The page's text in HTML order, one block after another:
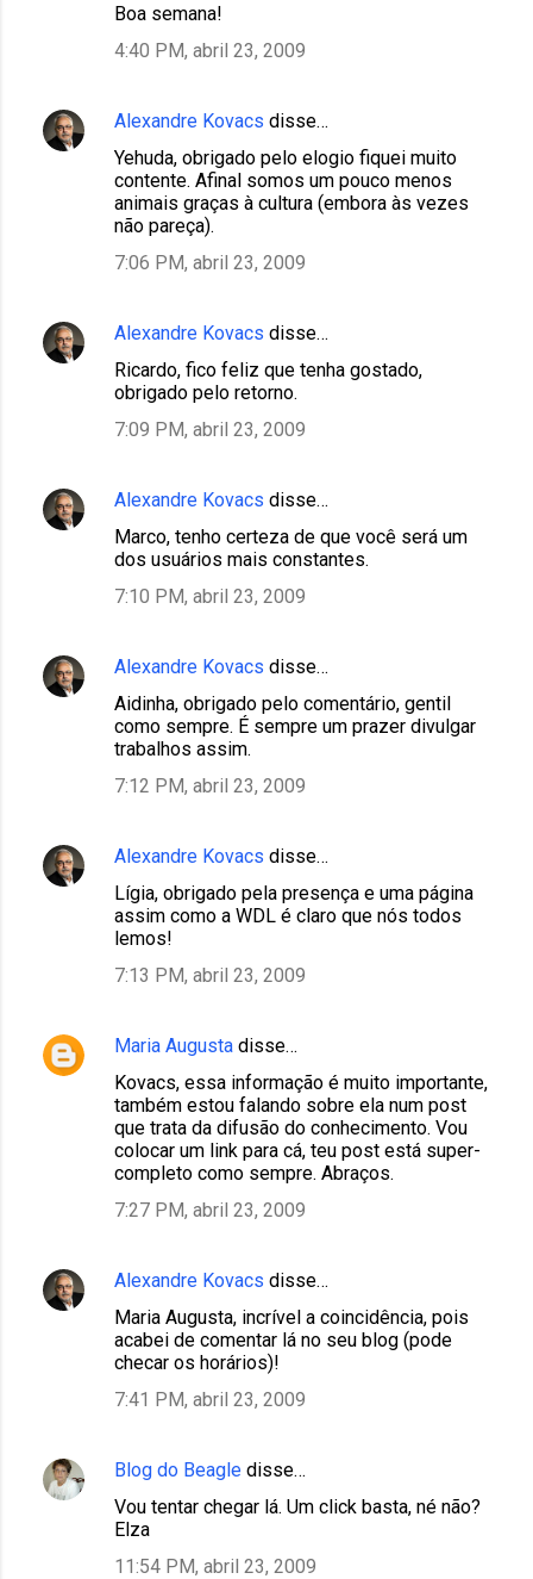
Boa semana!
4:40 PM, abril 23, 2009
Alexandre Kovacs disse…
Yehuda, obrigado pelo elogio fiquei muito
contente. Afinal somos um pouco menos
animais graças à cultura (embora às vezes
não pareça).
7:06 PM, abril 23, 2009
Alexandre Kovacs disse…
Ricardo, fico feliz que tenha gostado,
obrigado pelo retorno.
7:09 PM, abril 23, 2009
Alexandre Kovacs disse…
Marco, tenho certeza de que você será um
dos usuários mais constantes.
7:10 PM, abril 23, 2009
Alexandre Kovacs disse…
Aidinha, obrigado pelo comentário, gentil
como sempre. É sempre um prazer divulgar
trabalhos assim.
7:12 PM, abril 23, 2009
Alexandre Kovacs disse…
Lígia, obrigado pela presença e uma página
assim como a WDL é claro que nós todos
lemos!
7:13 PM, abril 23, 2009
Maria Augusta disse…
Kovacs, essa informação é muito importante,
também estou falando sobre ela num post
que trata da difusão do conhecimento. Vou
colocar um link para cá, teu post está super-
completo como sempre. Abraços.
7:27 PM, abril 23, 2009
Alexandre Kovacs disse…
Maria Augusta, incrível a coincidência, pois
acabei de comentar lá no seu blog (pode
checar os horários)!
7:41 PM, abril 23, 2009
Blog do Beagle disse…
Vou tentar chegar lá. Um click basta, né não?
Elza
11:54 PM, abril 23, 2009